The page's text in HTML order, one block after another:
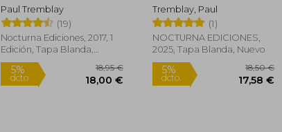
Paul Tremblay
(19)
Nocturna Ediciones, 2017, 1
Edición, Tapa Blanda,
Nuevo
Tremblay, Paul
(1)
NOCTURNA EDICIONES,
2025, Tapa Blanda, Nuevo